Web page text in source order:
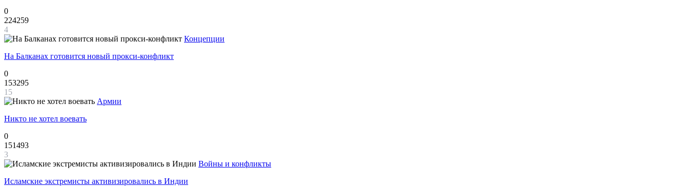
0
224259
4
Концепции
На Балканах готовится новый прокси-конфликт
0
153295
15
Армии
Никто не хотел воевать
0
151493
3
Войны и конфликты
Исламские экстремисты активизировались в Индии